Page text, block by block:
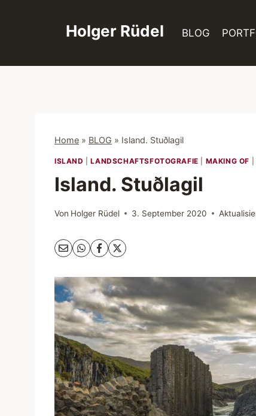
Holger Rüdel BLOG
Home » BLOG » Island. Stuðlagil
ISLAND |LANDSCHAFTSFOTOGRAFIE MAKING OF
Island. Stuðlagil
Von Holger Rüdel 3. September 2020